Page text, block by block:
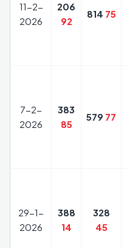
11-2-
2026
206
92
814 75
7-2-
2026
383
85
579 77
29-1-
2026
388
14
328
45